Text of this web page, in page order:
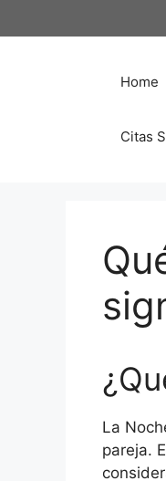
al
Home
Citas
La
pareja.